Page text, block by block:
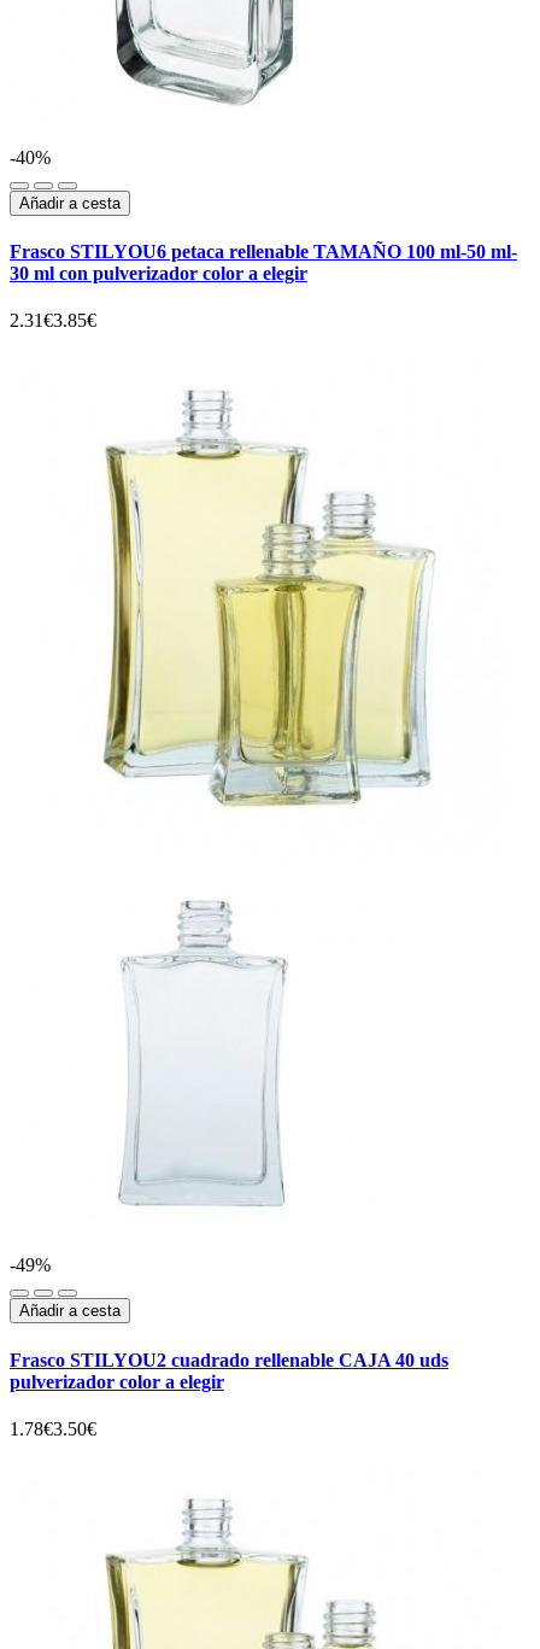
-40%
Añadir a cesta
Frasco STILYOU6 petaca rellenable TAMAÑO 100 ml-50 ml-
30 ml con pulverizador color a elegir
2.31€3.85€
-49%
Añadir a cesta
Frasco STILYOU2 cuadrado rellenable CAJA 40 uds
pulverizador color a elegir
1.78€3.50€